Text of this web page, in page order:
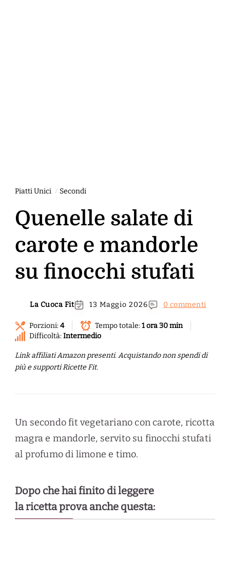
Piatti Unici Secondi
Quenelle salate di
carote e mandorle
su finocchi stufati
La Cuoca Fit 13 Maggio 2026 0 commenti
Porzioni:4 Tempo totale:1 ora 30 min
Difficoltà:Intermedio
Link affiliati Amazon presenti. Acquistando non spendi di
più e supporti Ricette Fit.
Un secondo fit vegetariano con carote, ricotta
magra e mandorle, servito su finocchi stufati
al profumo di limone e timo.
Dopo che hai finito di leggere
la ricetta prova anche questa: